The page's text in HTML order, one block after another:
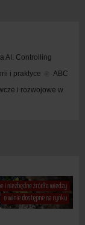
AI. Controlling
i praktyce
ABC
i rozwojowe w